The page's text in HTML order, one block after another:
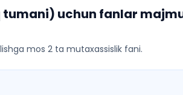
tumani) uchun fanlar
mos 2 ta mutaxassislik fani.